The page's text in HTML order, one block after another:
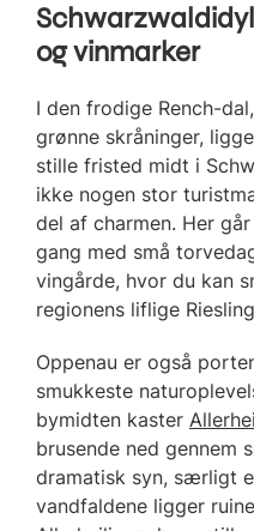
og vinmarker
I den frodige Rench-
grønne skråninger,
stille fristed midt i
ikke nogen stor
del af charmen. Her
gang med små
vingårde, hvor du kan
regionens liflige
Oppenau er også
smukkeste
bymidten kaster
brusende ned gennem
dramatisk syn, særligt
vandfaldene ligger